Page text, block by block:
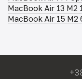
MacBook Air 13 M2
MacBook Air 15 M2